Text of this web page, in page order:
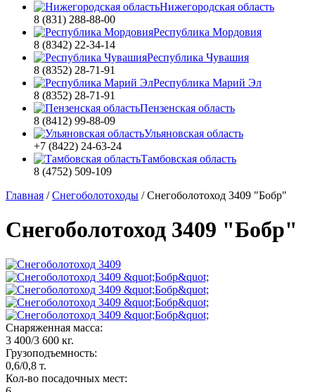
Нижегородская область
8 (831) 288-88-00
Республика Мордовия
8 (8342) 22-34-14
Республика Чувашия
8 (8352) 28-71-91
Республика Марий Эл
8 (8352) 28-71-91
Пензенская область
8 (8412) 99-88-09
Ульяновская область
+7 (8422) 24-63-24
Тамбовская область
8 (4752) 509-109
Главная /Снегоболотоходы /Снегоболотоход 3409 "Бобр"
Снегоболотоход 3409 "Бобр"
Снаряженная масса:
3 400/3 600 кг.
Грузоподъемность:
0,6/0,8 т.
Кол-во посадочных мест: